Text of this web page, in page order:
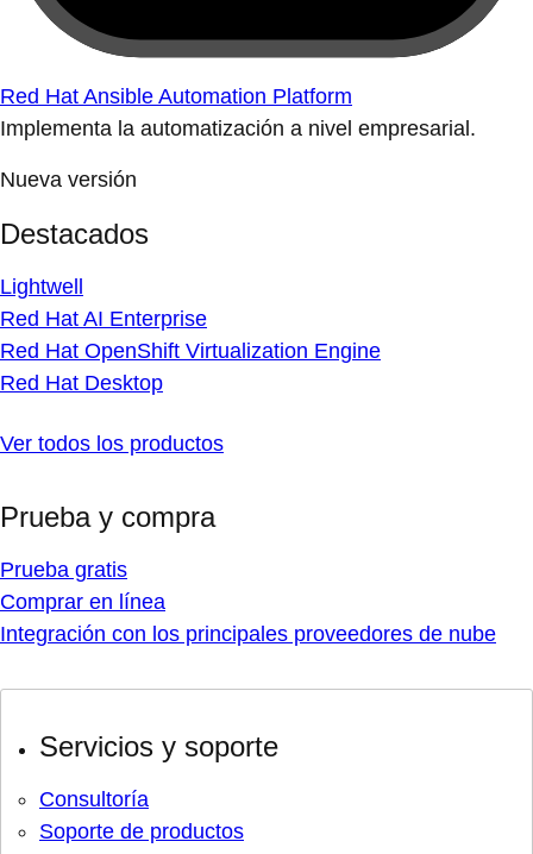
Red Hat Ansible Automation Platform
Implementa la automatización a nivel empresarial.
Nueva versión
Destacados
Lightwell
Red Hat AI Enterprise
Red Hat OpenShift Virtualization Engine
Red Hat Desktop
Ver todos los productos
Prueba y compra
Prueba gratis
Comprar en línea
Integración con los principales proveedores de nube
Servicios y soporte
Consultoría
Soporte de productos